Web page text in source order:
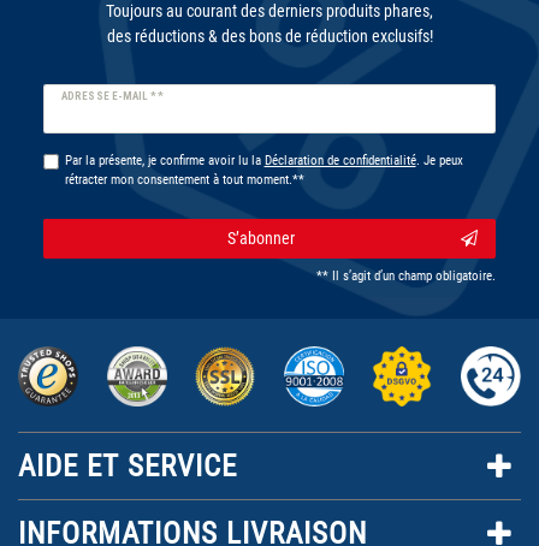
Toujours au courant des derniers produits phares,
des réductions & des bons de réduction exclusifs!
ADRESSE E-MAIL **
Ceres::Template.newsletterHoneypotLabel
Par la présente, je confirme avoir lu la Déclaration de confidentialité. Je peux
rétracter mon consentement à tout moment.**
S’abonner
** Il s’agit d’un champ obligatoire.
AIDE ET SERVICE
INFORMATIONS LIVRAISON